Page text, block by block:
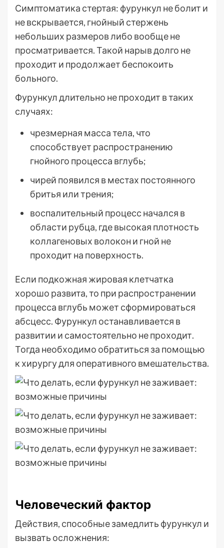
Симптоматика стертая: фурункул не болит и
не вскрывается, гнойный стержень
небольших размеров либо вообще не
просматривается. Такой нарыв долго не
проходит и продолжает беспокоить
больного.
Фурункул длительно не проходит в таких
случаях:
чрезмерная масса тела, что
способствует распространению
гнойного процесса вглубь;
чирей появился в местах постоянного
бритья или трения;
воспалительный процесс начался в
области рубца, где высокая плотность
коллагеновых волокон и гной не
проходит на поверхность.
Если подкожная жировая клетчатка
хорошо развита, то при распространении
процесса вглубь может сформироваться
абсцесс. Фурункул останавливается в
развитии и самостоятельно не проходит.
Тогда необходимо обратиться за помощью
к хирургу для оперативного вмешательства.
Человеческий фактор
Действия, способные замедлить фурункул и
вызвать осложнения: